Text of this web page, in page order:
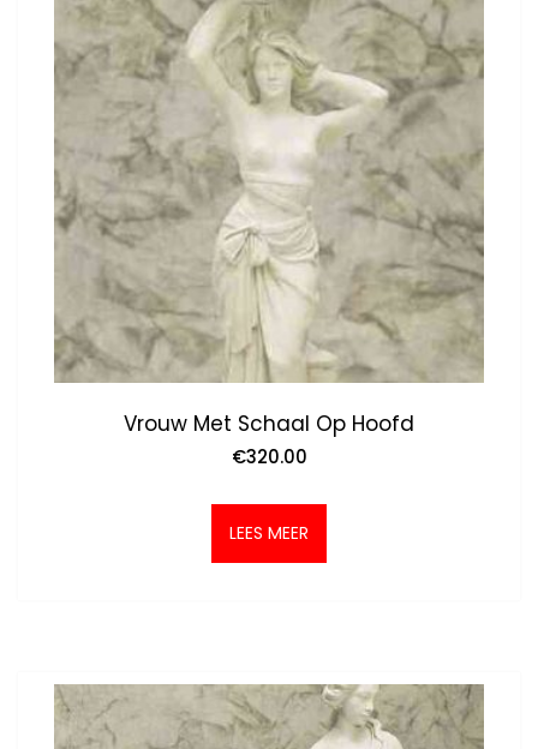
Vrouw Met Schaal Op Hoofd
€320.00
LEES MEER